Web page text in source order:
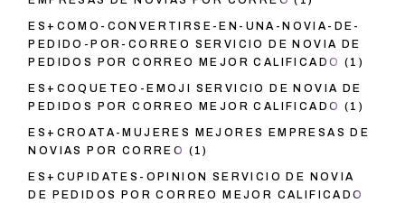
ES+COMO-CONVERTIRSE-EN-UNA-NOVIA-DE-
PEDIDO-POR-CORREO SERVICIO DE NOVIA DE
PEDIDOS POR CORREO MEJOR CALIFICADO (1)
ES+COQUETEO-EMOJI SERVICIO DE NOVIA DE
PEDIDOS POR CORREO MEJOR CALIFICADO (1)
ES+CROATA-MUJERES MEJORES EMPRESAS DE
NOVIAS POR CORREO (1)
ES+CUPIDATES-OPINION SERVICIO DE NOVIA
DE PEDIDOS POR CORREO MEJOR CALIFICADO